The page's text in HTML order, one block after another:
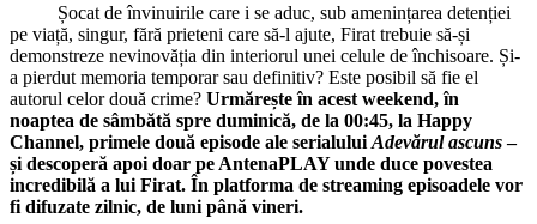
Șocat de învinuirile care i se aduc, sub amenințarea detenției
pe viață, singur, fără prieteni care să-l ajute, Firat trebuie să-și
demonstreze nevinovăția din interiorul unei celule de închisoare. Și-
a pierdut memoria temporar sau definitiv? Este posibil să fie el
autorul celor două crime? Urmărește în acest weekend, în
noaptea de sâmbătă spre duminică, de la 00:45, la Happy
Channel, primele două episode ale serialului Adevărul ascuns–
și descoperă apoi doar pe AntenaPLAY unde duce povestea
incredibilă a lui Firat. În platforma de streaming episoadele vor
fi difuzate zilnic, de luni până vineri.